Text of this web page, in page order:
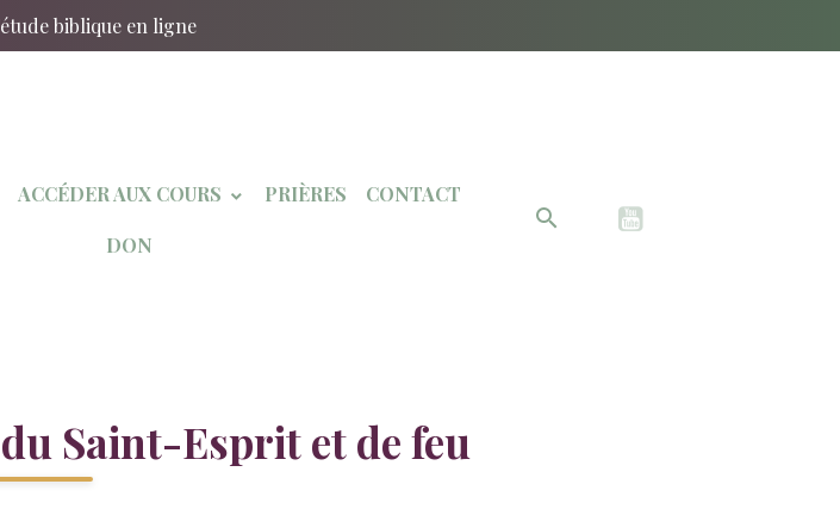
biblique en ligne
ACCÉDER AUX COURS PRIÈRES CONTACT
DON
Saint-Esprit et de feu